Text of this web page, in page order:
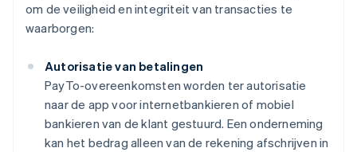
om de veiligheid en integriteit van transacties te
waarborgen:
Autorisatie van betalingen
PayTo-overeenkomsten worden ter autorisatie
naar de app voor internetbankieren of mobiel
bankieren van de klant gestuurd. Een onderneming
kan het bedrag alleen van de rekening afschrijven in